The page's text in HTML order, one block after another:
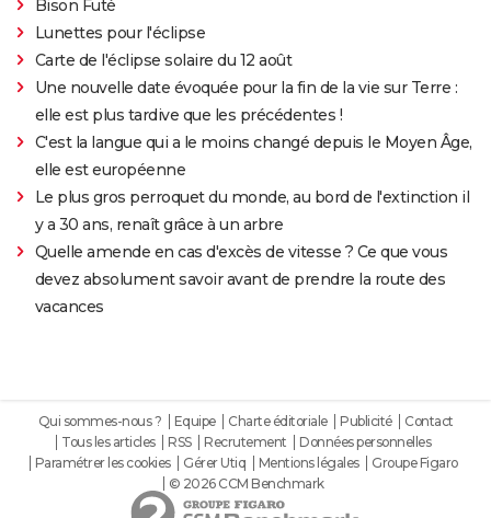
Bison Futé
Lunettes pour l'éclipse
Carte de l'éclipse solaire du 12 août
Une nouvelle date évoquée pour la fin de la vie sur Terre :
elle est plus tardive que les précédentes !
C'est la langue qui a le moins changé depuis le Moyen Âge,
elle est européenne
Le plus gros perroquet du monde, au bord de l'extinction il
y a 30 ans, renaît grâce à un arbre
Quelle amende en cas d'excès de vitesse ? Ce que vous
devez absolument savoir avant de prendre la route des
vacances
Qui sommes-nous ? Equipe Charte éditoriale Publicité
Contact
Tous les articles
RSS Recrutement
Données personnelles
Paramétrer les cookies
Gérer Utiq Mentions légales
Groupe Figaro
© 2026 CCM Benchmark